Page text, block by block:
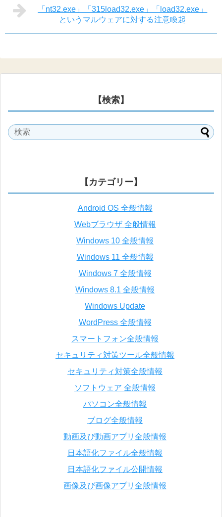
「nt32.exe」「315load32.exe」「load32.exe」
というマルウェアに対する注意喚起
【検索】
【カテゴリー】
Android OS 全般情報
Webブラウザ 全般情報
Windows 10 全般情報
Windows 11 全般情報
Windows 7 全般情報
Windows 8.1 全般情報
Windows Update
WordPress 全般情報
スマートフォン全般情報
セキュリティ対策ツール全般情報
セキュリティ対策全般情報
ソフトウェア 全般情報
パソコン全般情報
ブログ全般情報
動画及び動画アプリ全般情報
日本語化ファイル全般情報
日本語化ファイル公開情報
画像及び画像アプリ全般情報